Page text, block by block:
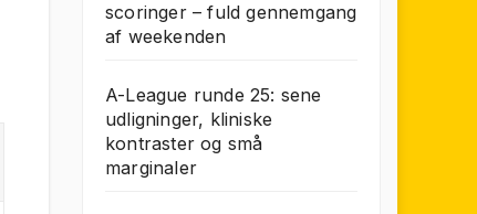
scoringer – fuld gennemgang
af weekenden
A-League runde 25: sene
udligninger, kliniske
kontraster og små
marginaler